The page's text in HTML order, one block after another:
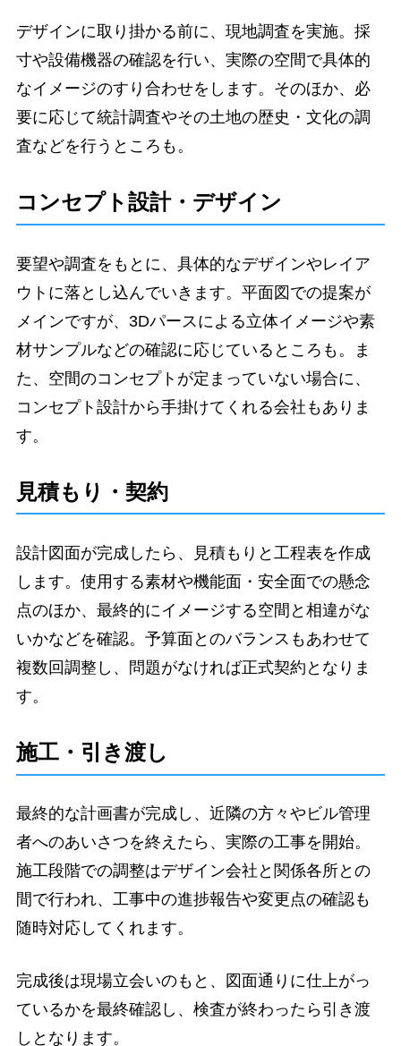
デザインに取り掛かる前に、現地調査を実施。採
寸や設備機器の確認を行い、実際の空間で具体的
なイメージのすり合わせをします。そのほか、必
要に応じて統計調査やその土地の歴史・文化の調
査などを行うところも。
コンセプト設計・デザイン
要望や調査をもとに、具体的なデザインやレイア
ウトに落とし込んでいきます。平面図での提案が
メインですが、3Dパースによる立体イメージや素
材サンプルなどの確認に応じているところも。ま
た、空間のコンセプトが定まっていない場合に、
コンセプト設計から手掛けてくれる会社もありま
す。
見積もり・契約
設計図面が完成したら、見積もりと工程表を作成
します。使用する素材や機能面・安全面での懸念
点のほか、最終的にイメージする空間と相違がな
いかなどを確認。予算面とのバランスもあわせて
複数回調整し、問題がなければ正式契約となりま
す。
施工・引き渡し
最終的な計画書が完成し、近隣の方々やビル管理
者へのあいさつを終えたら、実際の工事を開始。
施工段階での調整はデザイン会社と関係各所との
間で行われ、工事中の進捗報告や変更点の確認も
随時対応してくれます。
完成後は現場立会いのもと、図面通りに仕上がっ
ているかを最終確認し、検査が終わったら引き渡
しとなります。